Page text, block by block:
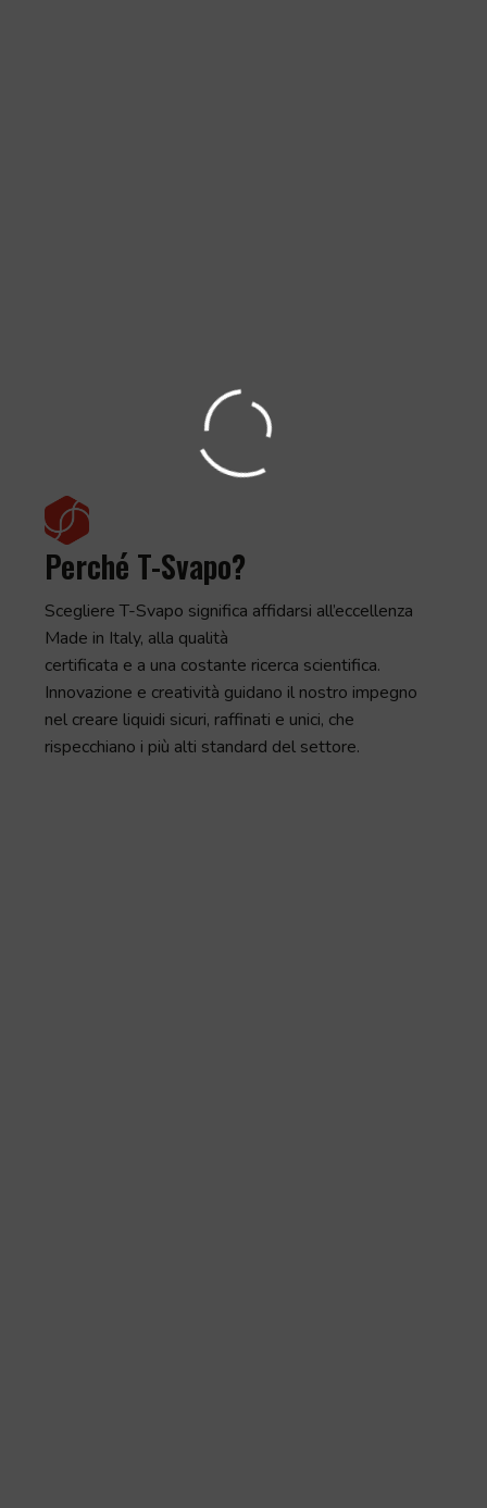
Perché T-Svapo?
Scegliere T-Svapo significa affidarsi all’eccellenza
Made in Italy, alla qualità
certificata e a una costante ricerca scientifica.
Innovazione e creatività guidano il nostro impegno
nel creare liquidi sicuri, raffinati e unici, che
rispecchiano i più alti standard del settore.